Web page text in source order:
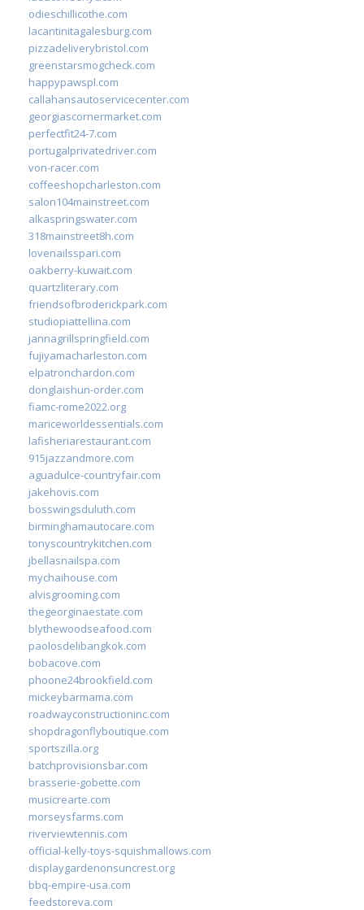
odieschillicothe.com
lacantinitagalesburg.com
pizzadeliverybristol.com
greenstarsmogcheck.com
happypawspl.com
callahansautoservicecenter.com
georgiascornermarket.com
perfectfit24-7.com
portugalprivatedriver.com
von-racer.com
coffeeshopcharleston.com
salon104mainstreet.com
alkaspringswater.com
318mainstreet8h.com
lovenailsspari.com
oakberry-kuwait.com
quartzliterary.com
friendsofbroderickpark.com
studiopiattellina.com
jannagrillspringfield.com
fujiyamacharleston.com
elpatronchardon.com
donglaishun-order.com
fiamc-rome2022.org
mariceworldessentials.com
lafisheriarestaurant.com
915jazzandmore.com
aguadulce-countryfair.com
jakehovis.com
bosswingsduluth.com
birminghamautocare.com
tonyscountrykitchen.com
jbellasnailspa.com
mychaihouse.com
alvisgrooming.com
thegeorginaestate.com
blythewoodseafood.com
paolosdelibangkok.com
bobacove.com
phoone24brookfield.com
mickeybarmama.com
roadwayconstructioninc.com
shopdragonflyboutique.com
sportszilla.org
batchprovisionsbar.com
brasserie-gobette.com
musicrearte.com
morseysfarms.com
riverviewtennis.com
official-kelly-toys-squishmallows.com
displaygardenonsuncrest.org
bbq-empire-usa.com
feedstoreva.com